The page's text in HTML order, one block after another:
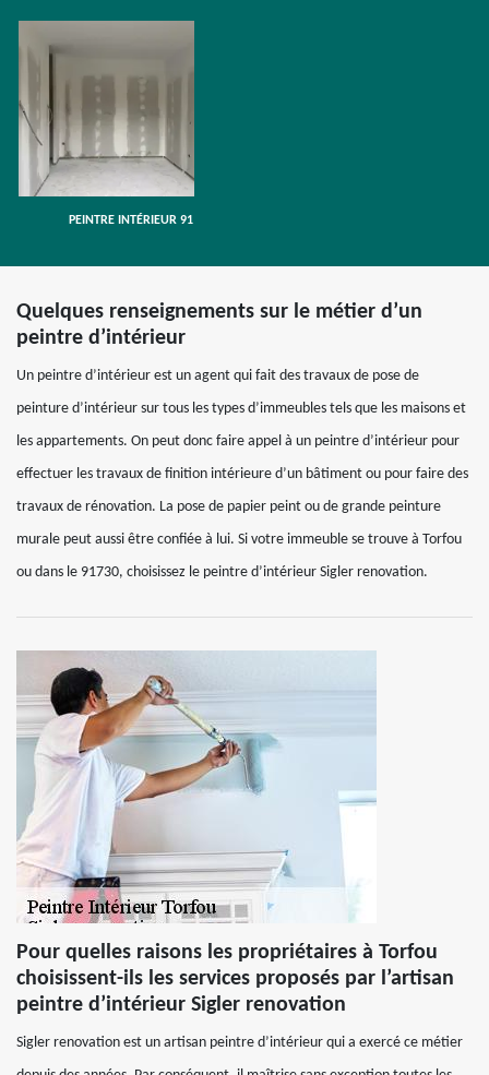
PEINTRE INTÉRIEUR 91
Quelques renseignements sur le métier d’un
peintre d’intérieur
Un peintre d’intérieur est un agent qui fait des travaux de pose de
peinture d’intérieur sur tous les types d’immeubles tels que les maisons et
les appartements. On peut donc faire appel à un peintre d’intérieur pour
effectuer les travaux de finition intérieure d’un bâtiment ou pour faire des
travaux de rénovation. La pose de papier peint ou de grande peinture
murale peut aussi être confiée à lui. Si votre immeuble se trouve à Torfou
ou dans le 91730, choisissez le peintre d’intérieur Sigler renovation.
Pour quelles raisons les propriétaires à Torfou
choisissent-ils les services proposés par l’artisan
peintre d’intérieur Sigler renovation
Sigler renovation est un artisan peintre d’intérieur qui a exercé ce métier